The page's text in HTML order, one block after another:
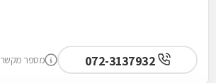
מספר מקשר